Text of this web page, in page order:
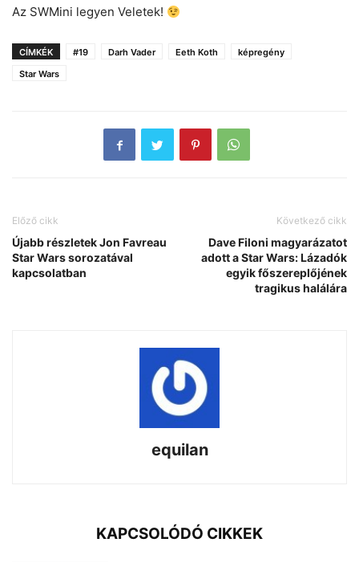
Az SWMini legyen Veletek!
CÍMKÉK #19 Darh Vader Eeth Koth
képregény
Star Wars
Előző cikk
Újabb részletek Jon Favreau
Star Wars sorozatával
kapcsolatban
Következő cikk
Dave Filoni magyarázatot
adott a Star Wars: Lázadók
egyik főszereplőjének
tragikus halálára
equilan
KAPCSOLÓDÓ CIKKEK